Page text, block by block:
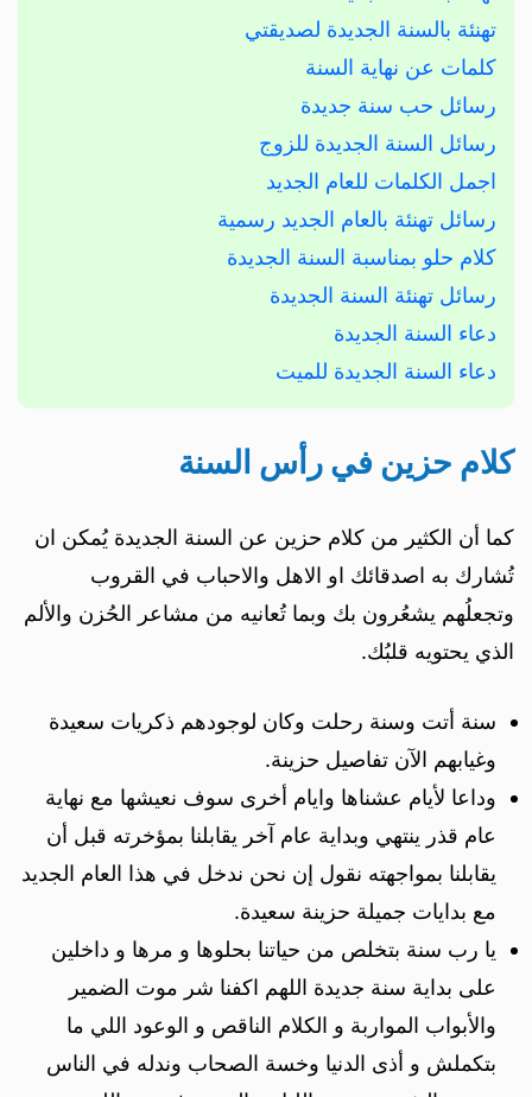
تهنئة بالسنة الجديدة لصديقتي
كلمات عن نهاية السنة
رسائل حب سنة جديدة
رسائل السنة الجديدة للزوج
اجمل الكلمات للعام الجديد
رسائل تهنئة بالعام الجديد رسمية
كلام حلو بمناسبة السنة الجديدة
رسائل تهنئة السنة الجديدة
دعاء السنة الجديدة
دعاء السنة الجديدة للميت
كلام حزين في رأس السنة
كما أن الكثير من كلام حزين عن السنة الجديدة يُمكن ان
تُشارك به اصدقائك او الاهل والاحباب في القروب
وتجعلُهم يشعُرون بك وبما تُعانيه من مشاعر الحُزن والألم
الذي يحتويه قلبُك.
سنة أتت وسنة رحلت وكان لوجودهم ذكريات سعيدة
وغيابهم الآن تفاصيل حزينة.
وداعا لأيام عشناها وايام أخرى سوف نعيشها مع نهاية
عام قذر ينتهي وبداية عام آخر يقابلنا بمؤخرته قبل أن
يقابلنا بمواجهته نقول إن نحن ندخل في هذا العام الجديد
مع بدايات جميلة حزينة سعيدة.
يا رب سنة بتخلص من حياتنا بحلوها و مرها و داخلين
على بداية سنة جديدة اللهم اكفنا شر موت الضمير
والأبواب المواربة و الكلام الناقص و الوعود اللي ما
بتكملش و أذى الدنيا وخسة الصحاب وندله في الناس